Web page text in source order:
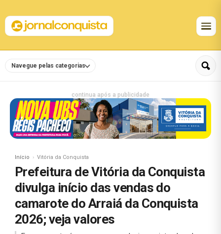
Navegue pelas categorias
continua após a publicidade
Início Vitória da Conquista
Prefeitura de Vitória da Conquista
divulga início das vendas do
camarote do Arraiá da Conquista
2026; veja valores